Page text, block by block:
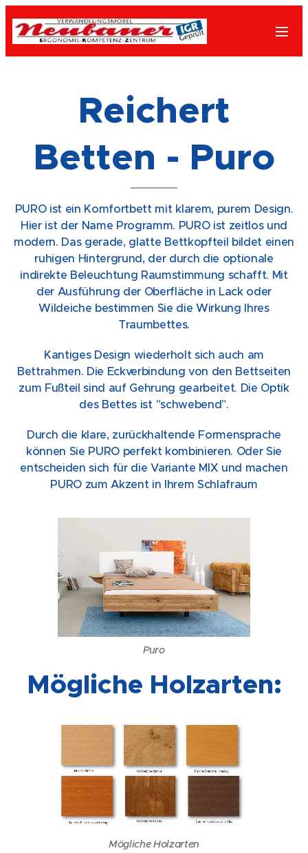
Reichert
Betten - Puro
PURO ist ein Komfortbett mit klarem, purem Design.
Hier ist der Name Programm. PURO ist zeitlos und
modern. Das gerade, glatte Bettkopfteil bildet einen
ruhigen Hintergrund, der durch die optionale
indirekte Beleuchtung Raumstimmung schafft. Mit
der Ausführung der Oberfläche in Lack oder
Wildeiche bestimmen Sie die Wirkung Ihres
Traumbettes.
Kantiges Design wiederholt sich auch am
Bettrahmen. Die Eckverbindung von den Bettseiten
zum Fußteil sind auf Gehrung gearbeitet. Die Optik
des Bettes ist "schwebend".
Durch die klare, zurückhaltende Formensprache
können Sie PURO perfekt kombinieren. Oder Sie
entscheiden sich für die Variante MIX und machen
PURO zum Akzent in Ihrem Schlafraum
Puro
Mögliche Holzarten:
Mögliche Holzarten